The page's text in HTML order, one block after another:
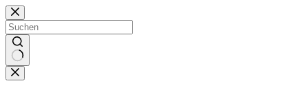
Zum
Inhalt
springen
Keine
Ergebnisse